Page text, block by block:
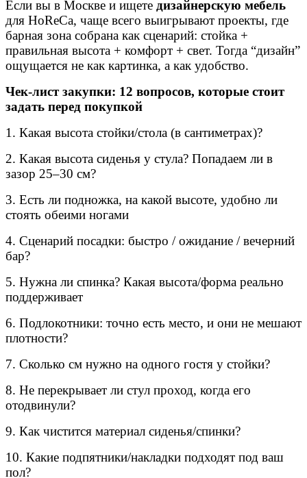
Если вы в Москве и ищете дизайнерскую мебель
для HoReCa, чаще всего выигрывают проекты, где
барная зона собрана как сценарий: стойка +
правильная высота + комфорт + свет. Тогда “дизайн”
ощущается не как картинка, а как удобство.
Чек-лист закупки: 12 вопросов, которые стоит
задать перед покупкой
1. Какая высота стойки/стола (в сантиметрах)?
2. Какая высота сиденья у стула? Попадаем ли в
зазор 25–30 см?
3. Есть ли подножка, на какой высоте, удобно ли
стоять обеими ногами
4. Сценарий посадки: быстро / ожидание / вечерний
бар?
5. Нужна ли спинка? Какая высота/форма реально
поддерживает
6. Подлокотники: точно есть место, и они не мешают
плотности?
7. Сколько см нужно на одного гостя у стойки?
8. Не перекрывает ли стул проход, когда его
отодвинули?
9. Как чистится материал сиденья/спинки?
10. Какие подпятники/накладки подходят под ваш
пол?